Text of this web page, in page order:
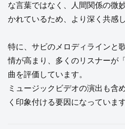
な言葉ではなく、人間関係の微
かれているため、より深く共感
特に、サビのメロディラインと
情が高まり、多くのリスナーが
曲を評価しています。
ミュージックビデオの演出も含
く印象付ける要因になっています